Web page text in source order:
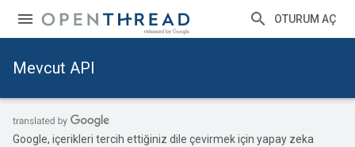
OTURUM AÇ
Mevcut API
Google, içerikleri tercih ettiğiniz dile çevirmek için yapay zeka